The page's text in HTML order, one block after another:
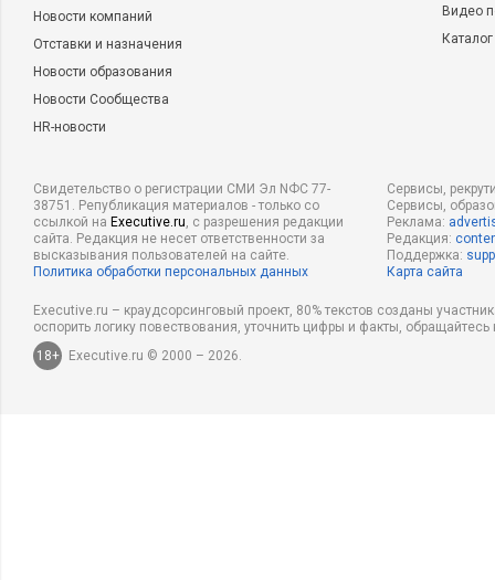
Новости компаний
Отставки и назначения
Новости образования
Новости Сообщества
HR-новости
Видео
Свидетельство о регистрации СМИ Эл NФС 77-
38751. Републикация материалов - только со
ссылкой на Executive.ru, с разрешения редакции
сайта. Редакция не несет ответственности за
высказывания пользователей на сайте.
Политика обработки персональных данных
Сервисы,
Сервисы,
Реклама:
Редакция:
Поддержка:
Карта сайта
Executive.ru – краудсорсинговый проект, 80% текстов созданы
оспорить логику повествования, уточнить цифры и факты,
18+
Executive.ru © 2000 – 2026.